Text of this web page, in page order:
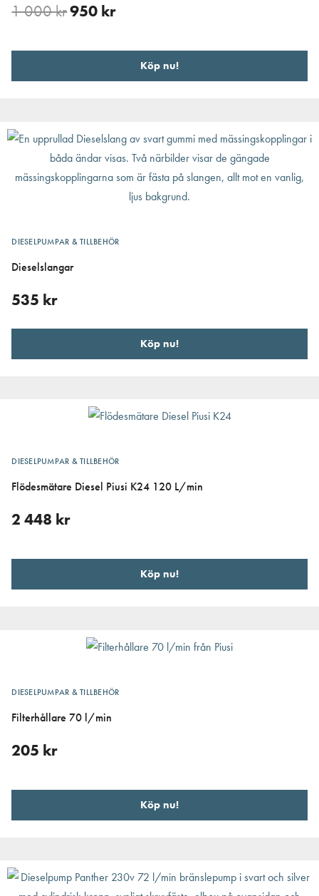
1 000kr950 kr
Köp nu!
DIESELPUMPAR & TILLBEHÖR
Dieselslangar
535 kr
Köp nu!
DIESELPUMPAR & TILLBEHÖR
Flödesmätare Diesel Piusi K24 120 L/min
2 448 kr
Köp nu!
DIESELPUMPAR & TILLBEHÖR
Filterhållare 70 l/min
205 kr
Köp nu!